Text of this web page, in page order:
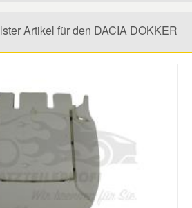
Artikel für den DACIA DOKKER